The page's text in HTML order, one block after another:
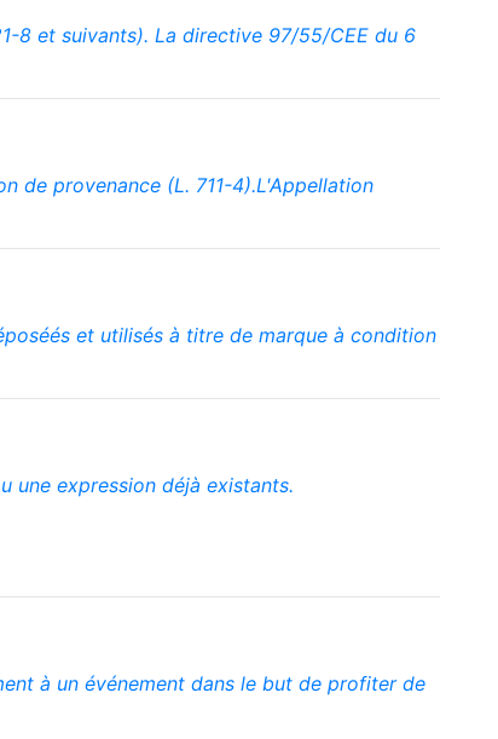
8 et suivants). La directive 97/55/CEE du 6
de provenance (L. 711-4).L'Appellation
et utilisés à titre de marque à condition
une expression déjà existants.
à un événement dans le but de profiter de